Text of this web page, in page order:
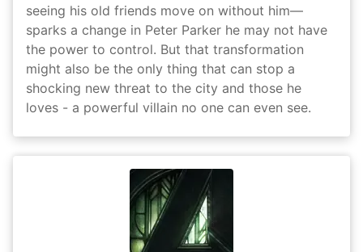
seeing his old friends move on without him—
sparks a change in Peter Parker he may not have
the power to control. But that transformation
might also be the only thing that can stop a
shocking new threat to the city and those he
loves - a powerful villain no one can even see.